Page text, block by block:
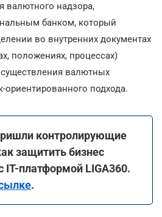
валютного надзора,
банком, который
во внутренних документах
положениях, процессах)
валютных
ориентированного подхода.
контролирующие
защитить бизнес
платформой LIGA360.
.